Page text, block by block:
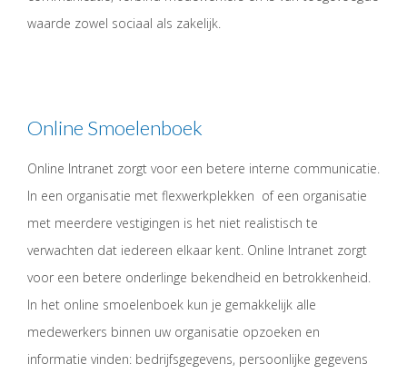
waarde zowel sociaal als zakelijk.
Online Smoelenboek
Online Intranet zorgt voor een betere interne communicatie.
In een organisatie met flexwerkplekken of een organisatie
met meerdere vestigingen is het niet realistisch te
verwachten dat iedereen elkaar kent. Online Intranet zorgt
voor een betere onderlinge bekendheid en betrokkenheid.
In het online smoelenboek kun je gemakkelijk alle
medewerkers binnen uw organisatie opzoeken en
informatie vinden: bedrijfsgegevens, persoonlijke gegevens